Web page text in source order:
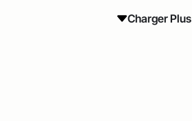
Charger Plus